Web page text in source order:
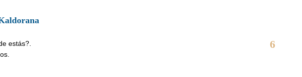
6
estás?.